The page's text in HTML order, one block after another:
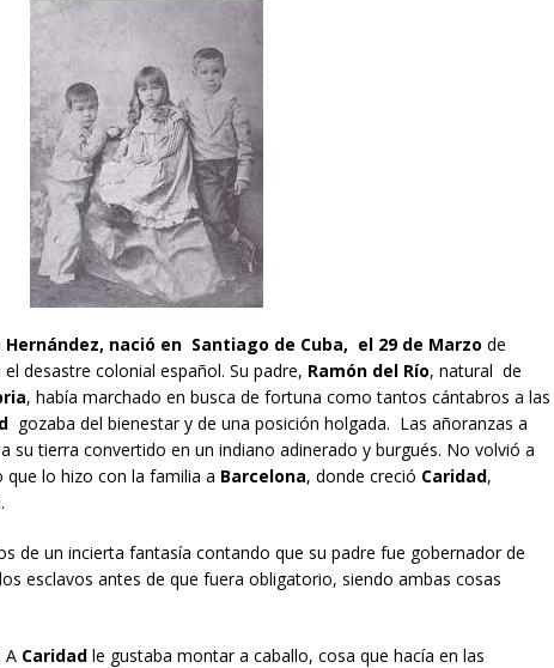
nació en Santiago de Cuba, el 29 de Marzo de
desastre colonial español. Su padre, Ramón del Río, natural de
, había marchado en busca de fortuna como tantos cántabros a las
gozaba del bienestar y de una posición holgada. Las añoranzas a
su tierra convertido en un indiano adinerado y burgués. No volvió a
que lo hizo con la familia a Barcelona, donde creció Caridad,
de un incierta fantasía contando que su padre fue gobernador de
esclavos antes de que fuera obligatorio, siendo ambas cosas
A Caridad le gustaba montar a caballo, cosa que hacía en las